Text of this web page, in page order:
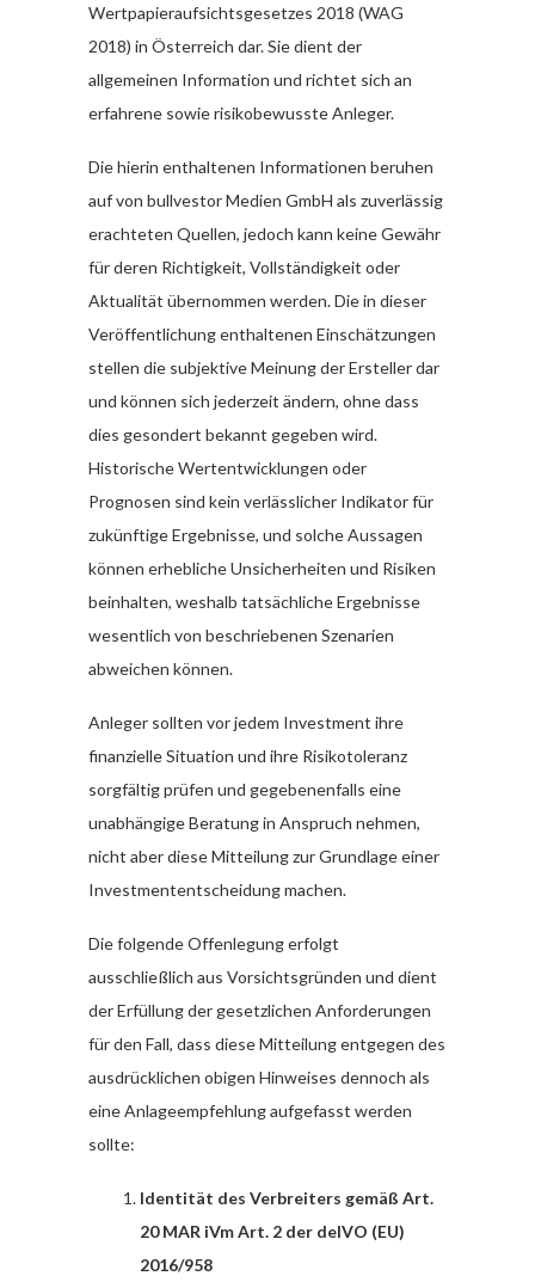
Wertpapieraufsichtsgesetzes 2018 (WAG
2018) in Österreich dar. Sie dient der
allgemeinen Information und richtet sich an
erfahrene sowie risikobewusste Anleger.
Die hierin enthaltenen Informationen beruhen
auf von bullvestor Medien GmbH als zuverlässig
erachteten Quellen, jedoch kann keine Gewähr
für deren Richtigkeit, Vollständigkeit oder
Aktualität übernommen werden. Die in dieser
Veröffentlichung enthaltenen Einschätzungen
stellen die subjektive Meinung der Ersteller dar
und können sich jederzeit ändern, ohne dass
dies gesondert bekannt gegeben wird.
Historische Wertentwicklungen oder
Prognosen sind kein verlässlicher Indikator für
zukünftige Ergebnisse, und solche Aussagen
können erhebliche Unsicherheiten und Risiken
beinhalten, weshalb tatsächliche Ergebnisse
wesentlich von beschriebenen Szenarien
abweichen können.
Anleger sollten vor jedem Investment ihre
finanzielle Situation und ihre Risikotoleranz
sorgfältig prüfen und gegebenenfalls eine
unabhängige Beratung in Anspruch nehmen,
nicht aber diese Mitteilung zur Grundlage einer
Investmententscheidung machen.
Die folgende Offenlegung erfolgt
ausschließlich aus Vorsichtsgründen und dient
der Erfüllung der gesetzlichen Anforderungen
für den Fall, dass diese Mitteilung entgegen des
ausdrücklichen obigen Hinweises dennoch als
eine Anlageempfehlung aufgefasst werden
sollte:
Identität des Verbreiters gemäß Art.
20 MAR iVm Art. 2 der delVO (EU)
2016/958